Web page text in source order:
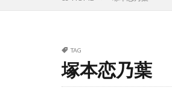
TAG
塚本恋乃葉